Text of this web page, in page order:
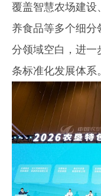
覆盖智慧农场建设
养食品等多个细
分领域空白，进一
条标准化发展体系。